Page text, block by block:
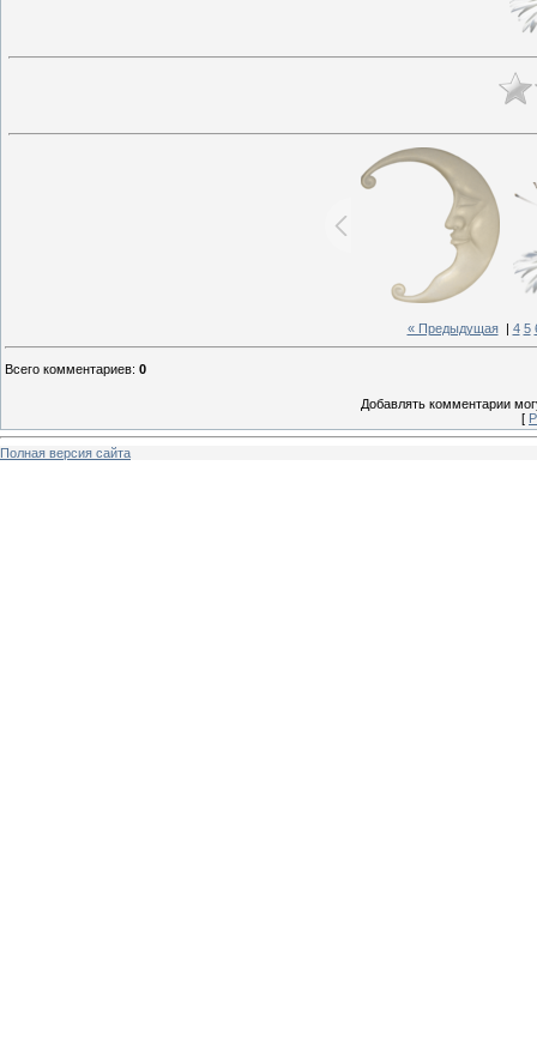
« Предыдущая| 4 5
Всего комментариев: 0
Добавлять комментарии
[
Полная версия сайта